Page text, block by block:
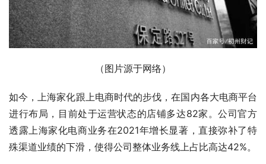
（图片源于网络）
如今，上海家化跟上电商时代的步伐，在国内各大电商平台
进行布局，目前处于运营状态的店铺多达82家。公司官方
透露上海家化电商业务在2021年增长显著，直接弥补了特
殊渠道业绩的下滑，使得公司整体业务线上占比高达42%。